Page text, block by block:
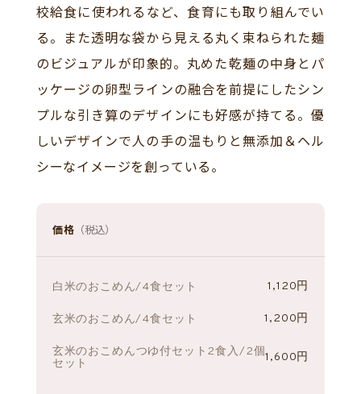
校給食に使われるなど、食育にも取り組んでい
る。また透明な袋から見える丸く束ねられた麺
のビジュアルが印象的。丸めた乾麺の中身とパ
ッケージの卵型ラインの融合を前提にしたシン
プルな引き算のデザインにも好感が持てる。優
しいデザインで人の手の温もりと無添加＆ヘル
シーなイメージを創っている。
価格 （税込）
白米のおこめん/4食セット 1,120円
玄米のおこめん/4食セット 1,200円
玄米のおこめんつゆ付セット2食入/2個
セット
1,600円